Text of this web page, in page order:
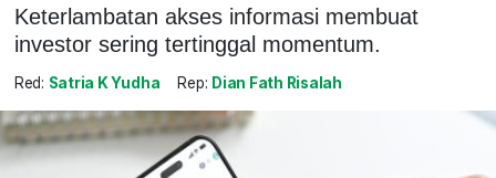
Keterlambatan akses informasi membuat
investor sering tertinggal momentum.
Red: Satria K Yudha Rep: Dian Fath Risalah